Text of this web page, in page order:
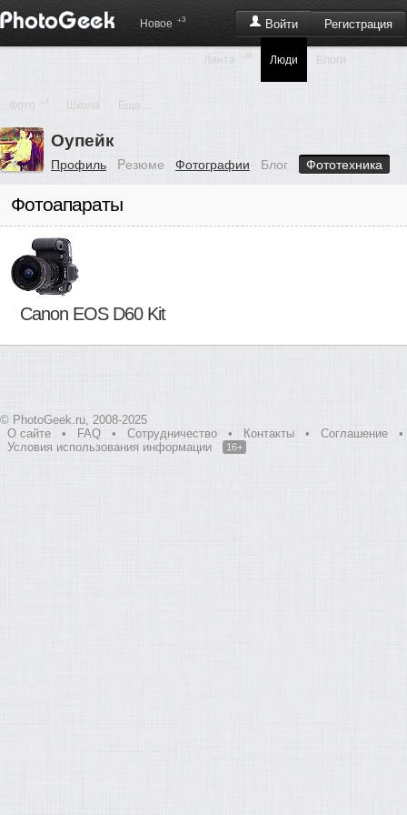
Войти Регистрация
Новое +3
Лента +39 Люди Блоги
Фото Школа Еще ...
Оупейк
Профиль Pезюме Фотографии Блог Фототехника
Фотоапараты
Canon EOS D60 Kit
© PhotoGeek.ru, 2008-2025
О сайте
• FAQ • Сотрудничество • Контакты • Соглашение
•
Условия использования информации
16+